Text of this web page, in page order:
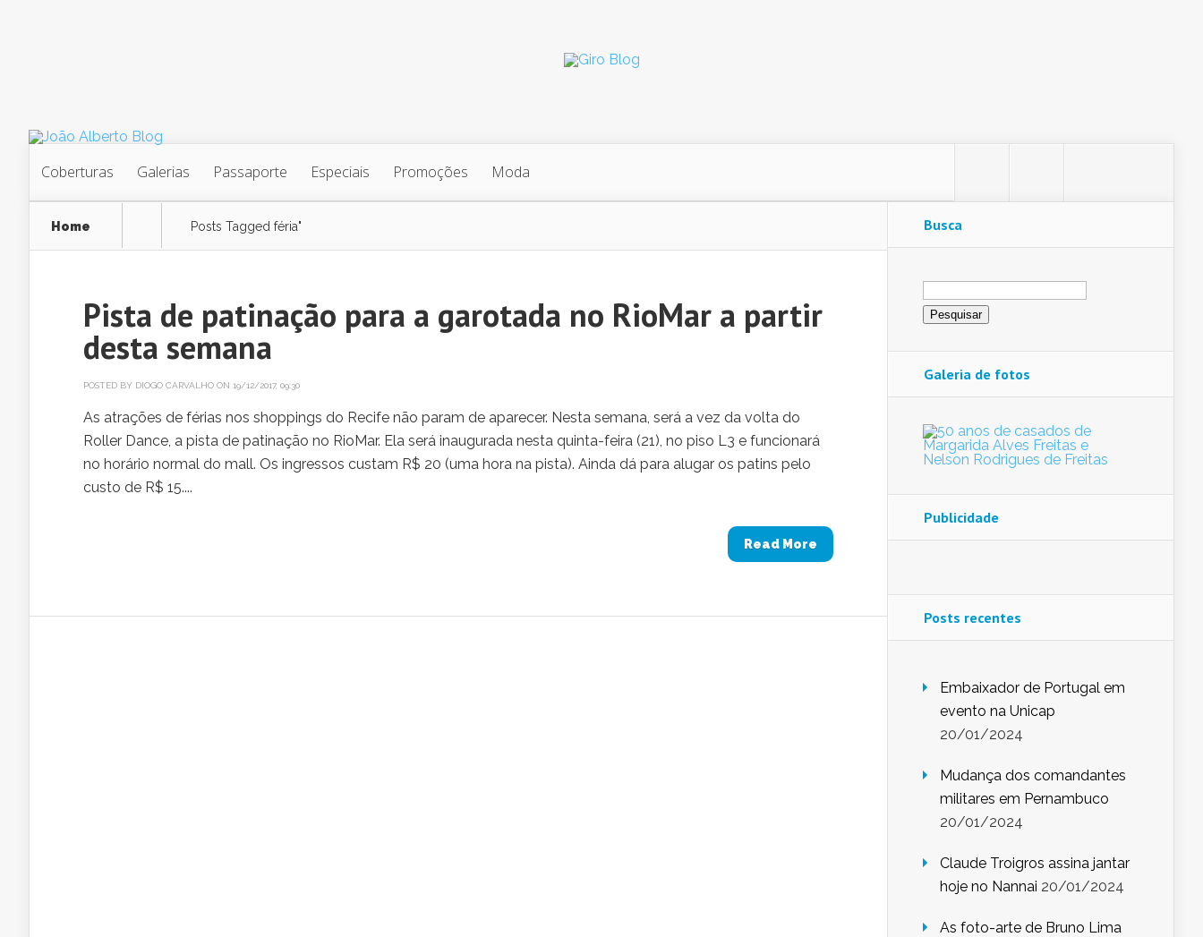
Coberturas Galerias Passaporte Especiais Promoções Moda
Home Posts Tagged féria"
Pista de patinação para a garotada no RioMar a partir
desta semana
POSTED BY DIOGO CARVALHO ON 19/12/2017, 09:30
As atrações de férias nos shoppings do Recife não param de aparecer. Nesta semana, será a vez da volta do
Roller Dance, a pista de patinação no RioMar. Ela será inaugurada nesta quinta-feira (21), no piso L3 e funcionará
no horário normal do mall. Os ingressos custam R$ 20 (uma hora na pista). Ainda dá para alugar os patins pelo
custo de R$ 15....
Read More
Busca
Pesquisar
por:
Galeria de fotos
Publicidade
Posts recentes
Embaixador de Portugal em
evento na Unicap
20/01/2024
Mudança dos comandantes
militares em Pernambuco
20/01/2024
Claude Troigros assina jantar
hoje no Nannai 20/01/2024
As foto-arte de Bruno Lima